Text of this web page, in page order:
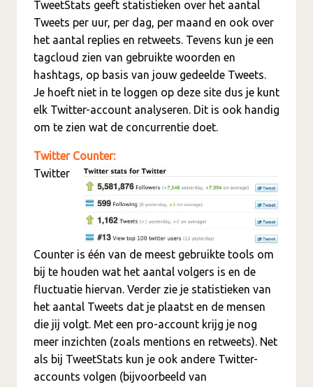
TweetStats geeft statistieken over het aantal
Tweets per uur, per dag, per maand en ook over
het aantal replies en retweets. Tevens kun je een
tagcloud zien van gebruikte woorden en
hashtags, op basis van jouw gedeelde Tweets.
Je hoeft niet in te loggen op deze site dus je kunt
elk Twitter-account analyseren. Dit is ook handig
om te zien wat de concurrentie doet.
Twitter Counter:
Twitter
Counter is één van de meest gebruikte tools om
bij te houden wat het aantal volgers is en de
fluctuatie hiervan. Verder zie je statistieken van
het aantal Tweets dat je plaatst en de mensen
die jij volgt. Met een pro-account krijg je nog
meer inzichten (zoals mentions en retweets). Net
als bij TweetStats kun je ook andere Twitter-
accounts volgen (bijvoorbeeld van